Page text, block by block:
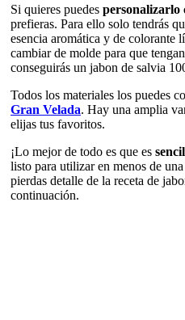
Si quieres puedes personalizarlo
prefieras. Para ello solo tendrás
esencia aromática y de colorante
cambiar de molde para que
conseguirás un jabon de salvia
Todos los materiales los puedes
Gran Velada. Hay una amplia
elijas tus favoritos.
¡Lo mejor de todo es que es
listo para utilizar en menos de
pierdas detalle de la receta de
continuación.